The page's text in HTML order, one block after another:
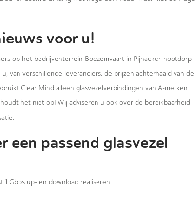
voor u!
op het bedrijventerrein Boezemvaart in Pijnacker-nootdorp
van verschillende leveranciers, de prijzen achterhaald van de
Clear Mind alleen glasvezelverbindingen van A-merken
het niet op! Wij adviseren u ook over de bereikbaarheid
een passend glasvezel
Gbps up- en download realiseren.